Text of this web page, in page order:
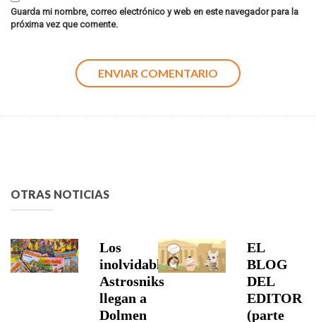
Guarda mi nombre, correo electrónico y web en este navegador para la
próxima vez que comente.
OTRAS NOTICIAS
Los
inolvidables
Astrosniks
llegan a
Dolmen
EL
BLOG
DEL
EDITOR
(parte